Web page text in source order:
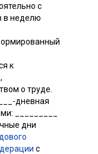
с
в неделю
к
о труде.
дневная
_________
дни
с